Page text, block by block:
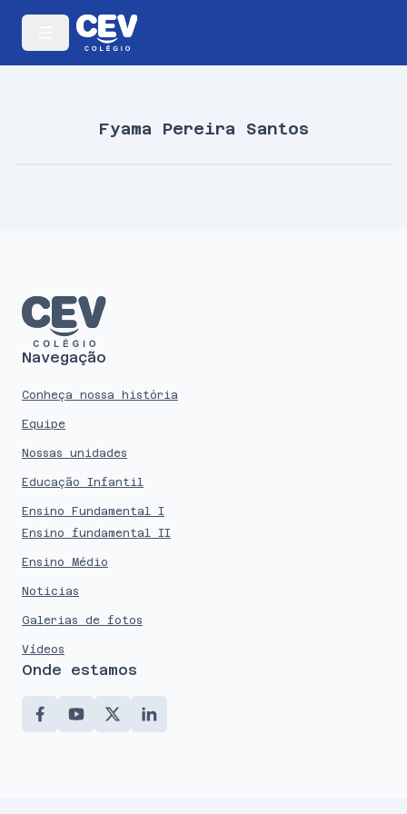
Fyama Pereira Santos
Navegação
Conheça nossa história
Equipe
Nossas unidades
Educação Infantil
Ensino Fundamental I
Ensino fundamental II
Ensino Médio
Noticias
Galerias de fotos
Vídeos
Onde estamos